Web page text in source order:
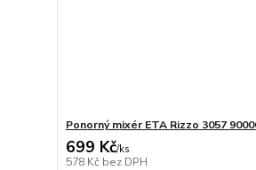
Ponorný mixér ETA Rizzo 3057
699 Kč/ks
578 Kč bez DPH